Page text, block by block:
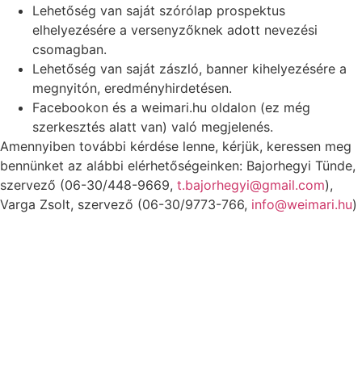
Lehetőség van saját szórólap prospektus
elhelyezésére a versenyzőknek adott nevezési
csomagban.
Lehetőség van saját zászló, banner kihelyezésére a
megnyitón, eredményhirdetésen.
Facebookon és a weimari.hu oldalon (ez még
szerkesztés alatt van) való megjelenés.
Amennyiben további kérdése lenne, kérjük, keressen meg
bennünket az alábbi elérhetőségeinken: Bajorhegyi Tünde,
szervező (06-30/448-9669, t.bajorhegyi@gmail.com),
Varga Zsolt, szervező (06-30/9773-766, info@weimari.hu)